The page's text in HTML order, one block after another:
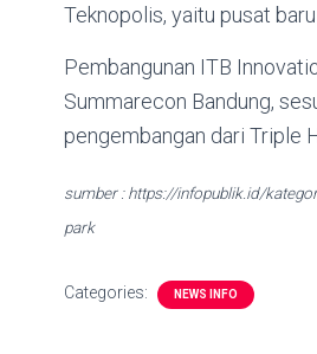
Teknopolis, yaitu pusat
Pembangunan ITB
Summarecon Bandung,
pengembangan dari Triple
sumber : https://infopublik.id/
park
Categories: NEWS INFO